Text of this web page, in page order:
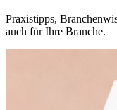
Praxistipps,
auch für Ihre Branche.